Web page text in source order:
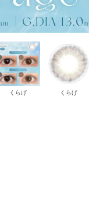
くらげ くらげ